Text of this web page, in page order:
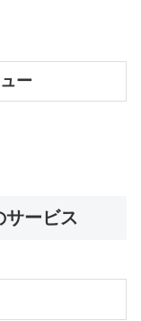
ー
サービス